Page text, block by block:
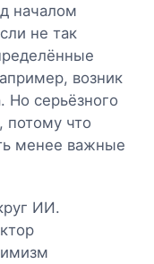
началом
не так
возник
Но серьёзного
потому что
менее важные
ИИ.